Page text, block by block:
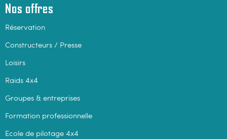
Nos offres
Réservation
Constructeurs / Presse
Loisirs
Raids 4x4
Groupes & entreprises
Formation professionnelle
Ecole de pilotage 4x4